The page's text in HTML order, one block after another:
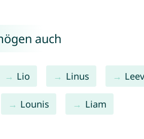
auch
Lio Linus
Lounis Liam